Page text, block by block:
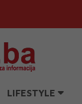
LIFESTYLE